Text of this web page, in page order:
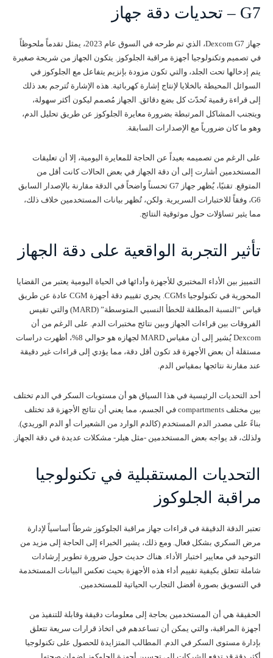
G7 – تحديات دقة جهاز
جهاز Dexcom G7، الذي تم طرحه في السوق عام 2023، يمثل تقدماً ملحوظاً
في تصميم وتكنولوجيا أجهزة مراقبة الجلوكوز. يتكون الجهاز من شريحة صغيرة
يتم إدخالها تحت الجلد، والتي تكون مزودة بإنزيم يتفاعل مع الجلوكوز في
السوائل المحيطة بالخلايا لإنتاج إشارة كهربائية. هذه الإشارة تُترجم بعد ذلك
إلى قراءة رقمية تُحدّث كل بضع دقائق. الجهاز مُصمم ليكون أكثر سهولة،
ويتجنب المشاكل المرتبطة بضرورة معايرة الجلوكوز عن طريق تحليل الدم،
وهو ما كان ضرورياً مع الإصدارات السابقة.
على الرغم من تصميمه بعيداً عن الحاجة للمعايرة اليومية، إلا أن تعليقات
المستخدمين أشارت إلى أن دقة الجهاز في بعض الحالات كانت أقل من
المتوقع. تقنيًا، يُظهر جهاز G7 تحسناً واضحاً في الدقة مقارنة بالإصدار السابق
G6، وفقاً للاختبارات السريرية. ولكن، تُظهر بيانات المستخدمين خلاف ذلك،
مما يثير تساؤلات حول موثوقية النتائج.
تأثير التجربة الواقعية على دقة الجهاز
التمييز بين الأداء المختبري للأجهزة وأدائها في الحياة اليومية يعتبر من القضايا
المحورية في تكنولوجيا CGMs. يجري تقييم دقة أجهزة CGM عادة عن طريق
قياس “النسبة المطلقة للخطأ النسبي المتوسطة” (MARD) والتي تقيس
الفروقات بين قراءات الجهاز وبين نتائج مختبرات الدم. على الرغم من أن
Dexcom يُشير إلى أن مقياس MARD لجهازه هو حوالي 8%، أظهرت دراسات
مستقلة أن بعض الأجهزة قد تكون أقل دقة، مما يؤدي إلى قراءات غير دقيقة
عند مقارنة نتائجها بمقياس الدم.
أحد التحديات الرئيسية في هذا السياق هو أن مستويات السكر في الدم تختلف
بين مختلف compartments في الجسم، مما يعني أن نتائج الأجهزة قد تختلف
بناءً على مصدر الدم المستخدم (كالدم الوارد من الشعيرات أو الدم الوريدي).
ولذلك، قد يواجه بعض المستخدمين -مثل هيلر- مشكلات عديدة في دقة الجهاز.
التحديات المستقبلية في تكنولوجيا
مراقبة الجلوكوز
تعتبر الدقة الدقيقة في قراءات جهاز مراقبة الجلوكوز شرطاً أساسياً لإدارة
مرض السكري بشكل فعال. ومع ذلك، يشير الخبراء إلى الحاجة إلى مزيد من
التوحيد في معايير اختبار الأداء. هناك حديث حول ضرورة تطوير إرشادات
شاملة تتعلق بكيفية تقييم أداء هذه الأجهزة بحيث تعكس البيانات المستخدمة
في التسويق بصورة أفضل التجارب الحياتية للمستخدمين.
الحقيقة هي أن المستخدمين بحاجة إلى معلومات دقيقة وقابلة للتنفيذ من
أجهزة المراقبة، والتي يمكن أن تساعدهم في اتخاذ قرارات سريعة تتعلق
بإدارة مستوى السكر في الدم. المطالب المتزايدة للحصول على تكنولوجيا